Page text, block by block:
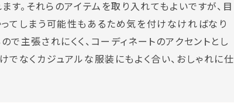
す。それらのアイテムを取り入れてもよいですが、目
てしまう可能性もあるため気を付けなければなり
主張されにくく、コーディネートのアクセントとし
でなくカジュアルな服装にもよく合い、おしゃれに仕